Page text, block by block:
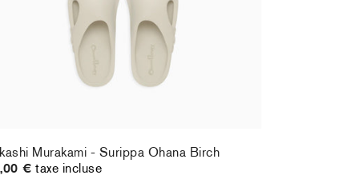
Murakami - Surippa Ohana Birch
€ taxe incluse